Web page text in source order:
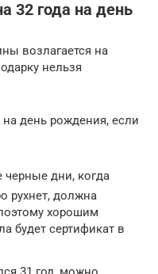
32 года на день
возлагается на
нельзя
день рождения, если
дни, когда
рухнет, должна
хорошим
будет сертификат в